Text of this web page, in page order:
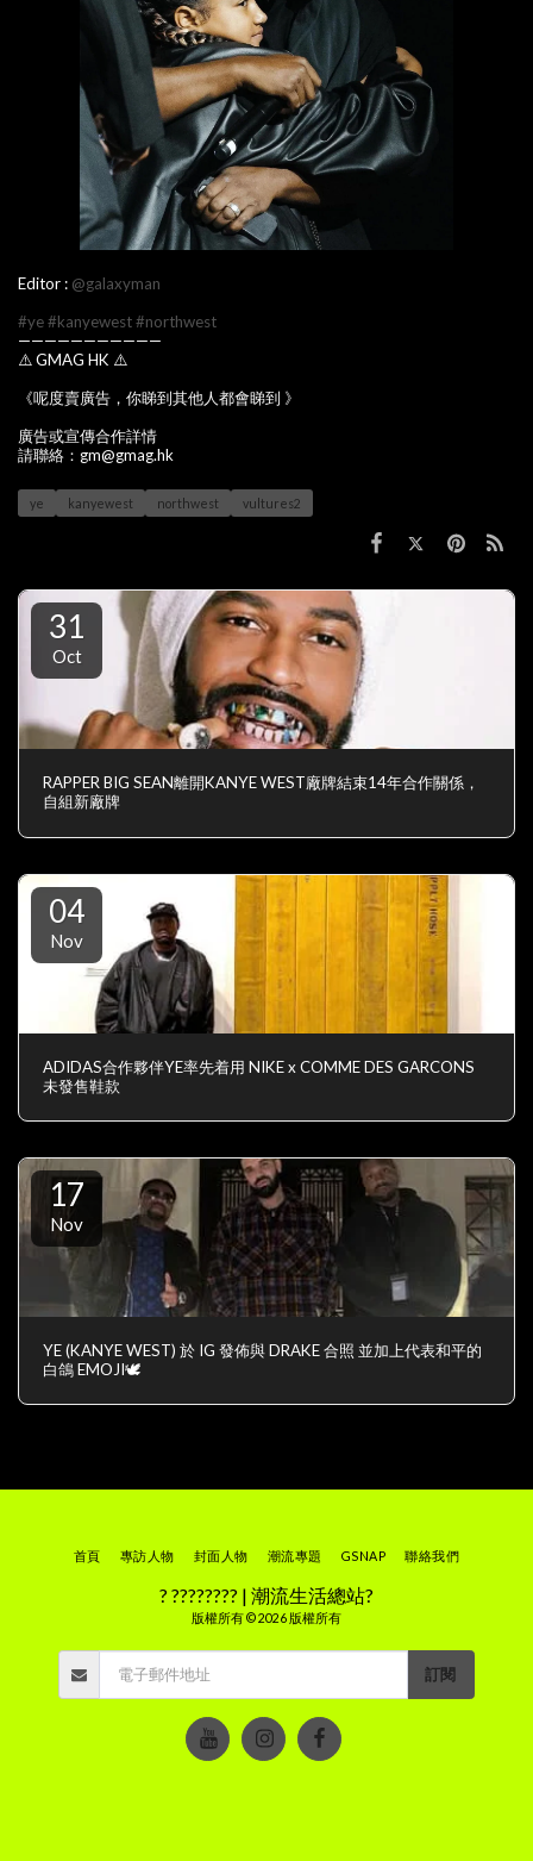
Editor : @galaxyman
#ye#kanyewest#northwest
———————————
⚠️ GMAG HK ⚠️
《呢度賣廣告，你睇到其他人都會睇到 》
廣告或宣傳合作詳情
請聯絡：gm@gmag.hk
ye kanyewest northwest vultures2
31
Oct
RAPPER BIG SEAN離開KANYE WEST廠牌結束14年合作關係，
自組新廠牌
04
Nov
ADIDAS合作夥伴YE率先着用 NIKE x COMME DES GARCONS
未發售鞋款
17
Nov
YE (KANYE WEST) 於 IG 發佈與 DRAKE 合照 並加上代表和平的
白鴿 EMOJI🕊
? ???????? | 潮流生活總站?
版權所有 © 2026 版權所有
首頁 專訪人物 封面人物 潮流專題 GSNAP 聯絡我們
訂閱